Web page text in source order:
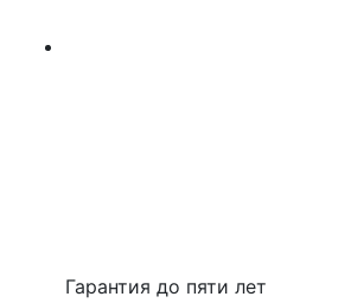
Гарантия до пяти лет